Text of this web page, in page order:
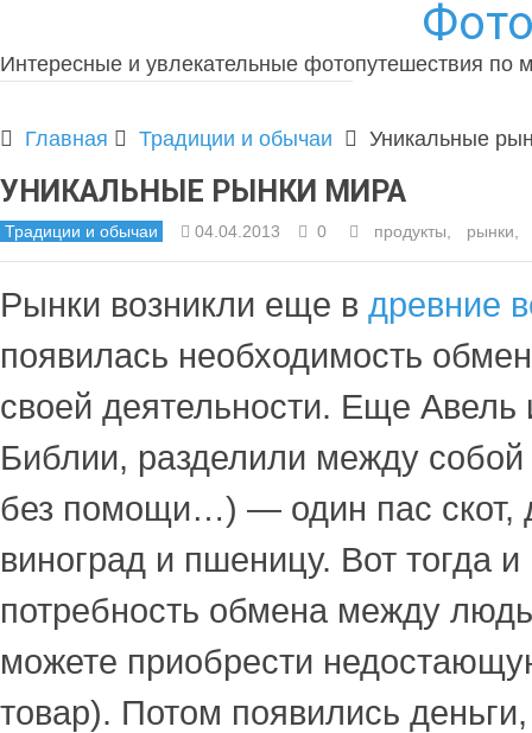
Интересные и увлекательные фотопутешествия по
Главная Традиции и обычаи Уникальные
УНИКАЛЬНЫЕ РЫНКИ МИРА
Традиции и обычаи 04.04.2013 0 продукты рынки
Рынки возникли еще в древние
появилась необходимость
своей деятельности. Еще Авель
Библии, разделили между
без помощи…) — один пас скот,
виноград и пшеницу. Вот тогда и
потребность обмена между
можете приобрести
товар). Потом появились